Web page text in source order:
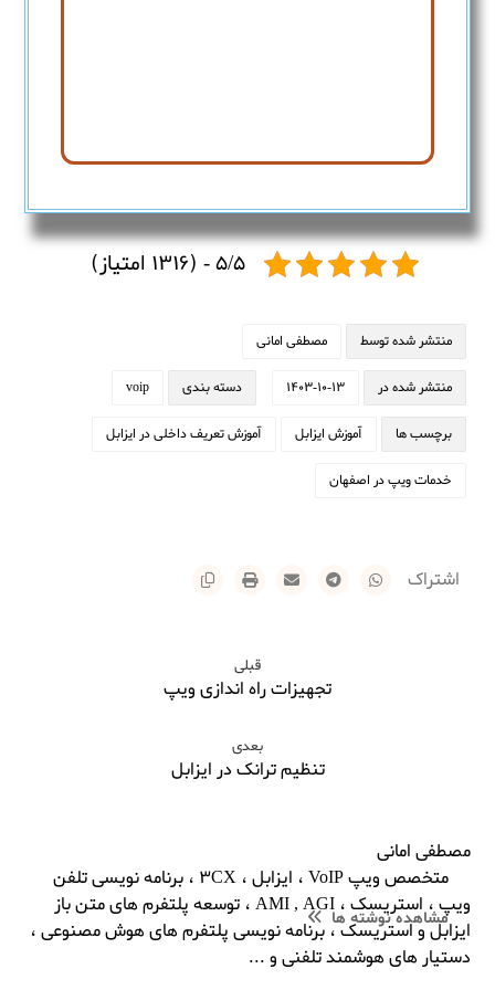
5/5 - (1316 امتیاز)
منتشر شده توسط مصطفی امانی
منتشر شده در 1403-10-13 دسته بندی voip
برچسب ها آموزش ایزابل آموزش تعریف داخلی در ایزابل
خدمات ویپ در اصفهان
قبلی
تجهیزات راه اندازی ویپ
بعدی
تنظیم ترانک در ایزابل
مصطفی امانی
مشاهده نوشته ها
متخصص ویپ VoIP ، ایزابل ، 3CX ، برنامه نویسی تلفن
ویپ ، استریسک ، AMI , AGI ، توسعه پلتفرم های متن باز
ایزابل و استریسک ، برنامه نویسی پلتفرم های هوش مصنوعی ،
دستیار های هوشمند تلفنی و ...